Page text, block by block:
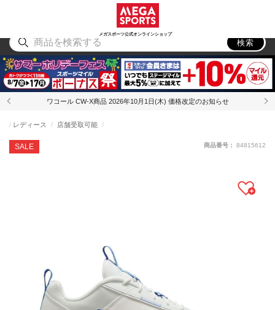
メガスポーツ公式オンラインショップ
アウトドア
検索
ワコール CW-X商品 2026年10月1日(木) 価格改定のお知らせ
SALE
レディース 店舗受取可能
商品番号： 84815612